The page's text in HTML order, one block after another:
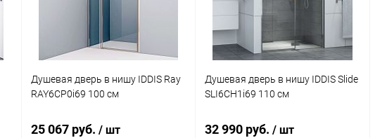
Душевая дверь в нишу IDDIS Ray
RAY6CP0i69 100 см
25 067 руб. / шт
Душевая дверь в нишу IDDIS Slide
SLI6CH1i69 110 см
32 990 руб./ шт